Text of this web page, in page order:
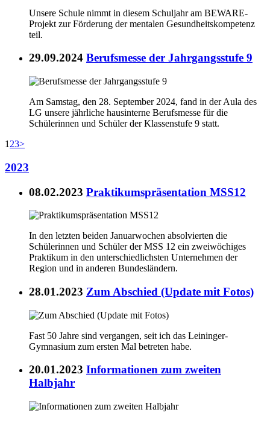
Unsere Schule nimmt in diesem Schuljahr am BEWARE-
Projekt zur Förderung der mentalen Gesundheitskompetenz
teil.
29.09.2024 Berufsmesse der Jahrgangsstufe 9
Am Samstag, den 28. September 2024, fand in der Aula des
LG unsere jährliche hausinterne Berufsmesse für die
Schülerinnen und Schüler der Klassenstufe 9 statt.
1 23>
2023
08.02.2023 Praktikumspräsentation MSS12
In den letzten beiden Januarwochen absolvierten die
Schülerinnen und Schüler der MSS 12 ein zweiwöchiges
Praktikum in den unterschiedlichsten Unternehmen der
Region und in anderen Bundesländern.
28.01.2023 Zum Abschied (Update mit Fotos)
Fast 50 Jahre sind vergangen, seit ich das Leininger-
Gymnasium zum ersten Mal betreten habe.
20.01.2023 Informationen zum zweiten
Halbjahr